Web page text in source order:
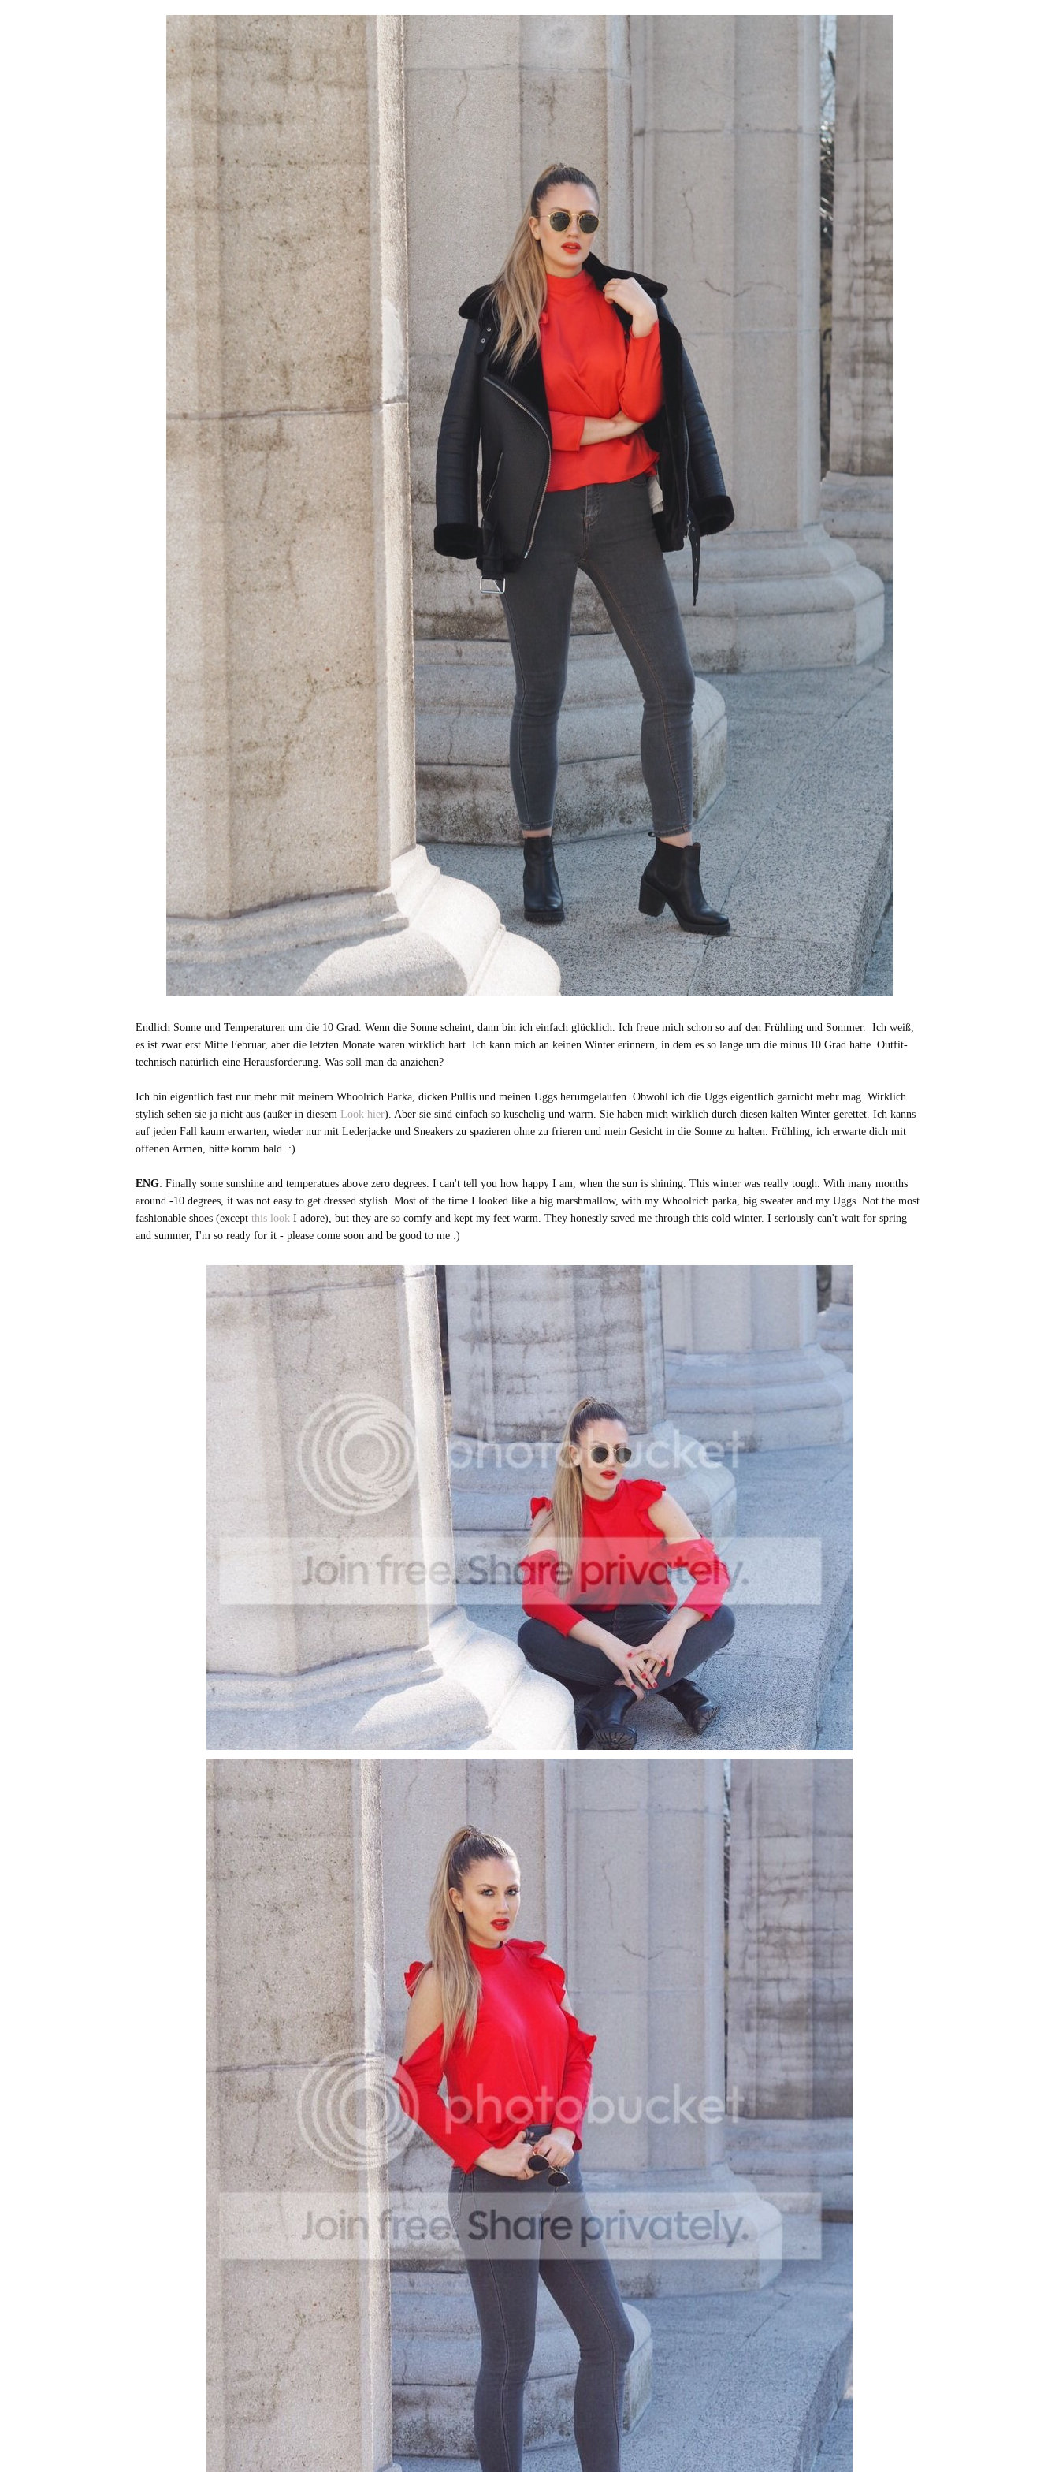
Endlich Sonne und Temperaturen um die 10 Grad. Wenn die Sonne scheint, dann bin ich einfach glücklich. Ich freue mich schon so auf den Frühling und Sommer. Ich weiß,
es ist zwar erst Mitte Februar, aber die letzten Monate waren wirklich hart. Ich kann mich an keinen Winter erinnern, in dem es so lange um die minus 10 Grad hatte. Outfit-
technisch natürlich eine Herausforderung. Was soll man da anziehen?
Ich bin eigentlich fast nur mehr mit meinem Whoolrich Parka, dicken Pullis und meinen Uggs herumgelaufen. Obwohl ich die Uggs eigentlich garnicht mehr mag. Wirklich
stylish sehen sie ja nicht aus (außer in diesem Look hier). Aber sie sind einfach so kuschelig und warm. Sie haben mich wirklich durch diesen kalten Winter gerettet. Ich kanns
auf jeden Fall kaum erwarten, wieder nur mit Lederjacke und Sneakers zu spazieren ohne zu frieren und mein Gesicht in die Sonne zu halten. Frühling, ich erwarte dich mit
offenen Armen, bitte komm bald :)
ENG: Finally some sunshine and temperatues above zero degrees. I can't tell you how happy I am, when the sun is shining. This winter was really tough. With many months
around -10 degrees, it was not easy to get dressed stylish. Most of the time I looked like a big marshmallow, with my Whoolrich parka, big sweater and my Uggs. Not the most
fashionable shoes (except this look I adore), but they are so comfy and kept my feet warm. They honestly saved me through this cold winter. I seriously can't wait for spring
and summer, I'm so ready for it - please come soon and be good to me :)